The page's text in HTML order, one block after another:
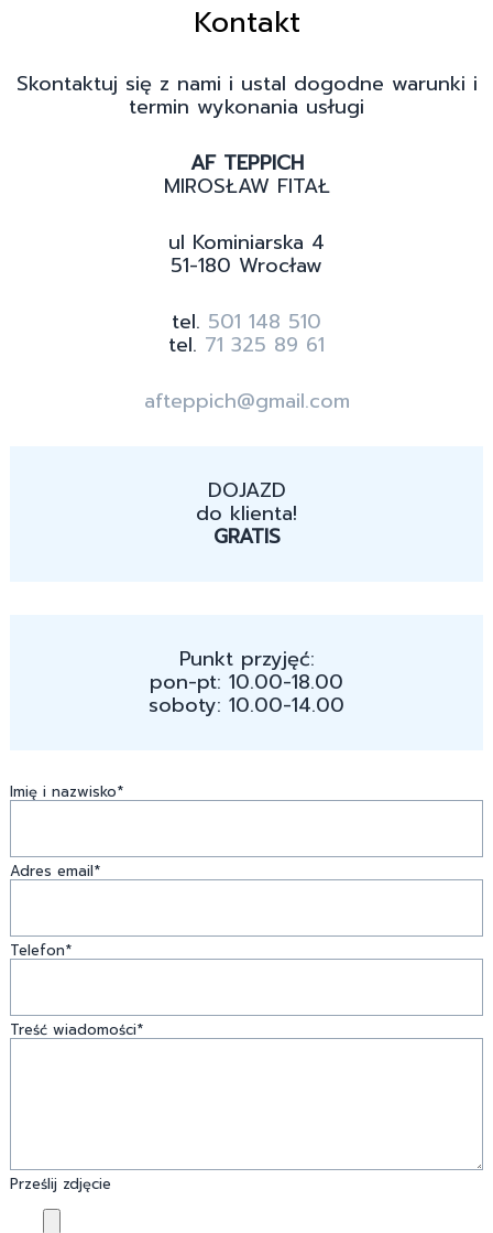
Kontakt
Skontaktuj się z nami i ustal dogodne warunki i
termin wykonania usługi
AF TEPPICH
MIROSŁAW FITAŁ
ul Kominiarska 4
51-180 Wrocław
tel. 501 148 510
tel. 71 325 89 61
afteppich@gmail.com
DOJAZD
do klienta!
GRATIS
Punkt przyjęć:
pon-pt: 10.00-18.00
soboty: 10.00-14.00
Imię i nazwisko*
Adres email*
Telefon*
Treść wiadomości*
Prześlij zdjęcie